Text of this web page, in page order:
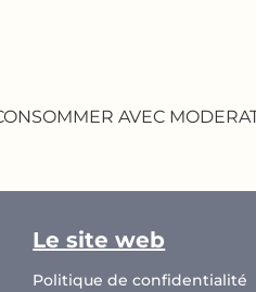
AVEC
Le site web
Politique de confidentialité